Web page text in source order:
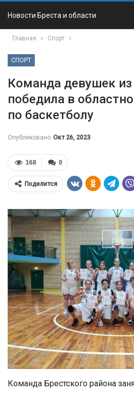
Новости Бреста и области
Главная Спорт
СПОРТ
Команда девушек из
победила в
по баскетболу
Опубликовано Окт 26, 2023
0
168
Поделится
Команда Брестского района